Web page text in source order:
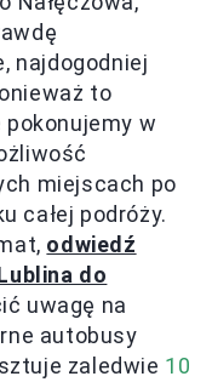
najdogodniej
to
pokonujemy w
miejscach po
całej podróży.
odwiedź
do
uwagę na
autobusy
zaledwie 10